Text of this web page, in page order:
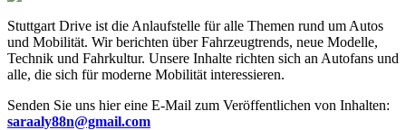
Stuttgart Drive ist die Anlaufstelle für alle Themen rund um Autos
und Mobilität. Wir berichten über Fahrzeugtrends, neue Modelle,
Technik und Fahrkultur. Unsere Inhalte richten sich an Autofans und
alle, die sich für moderne Mobilität interessieren.
Senden Sie uns hier eine E-Mail zum Veröffentlichen von Inhalten:
saraaly88n@gmail.com